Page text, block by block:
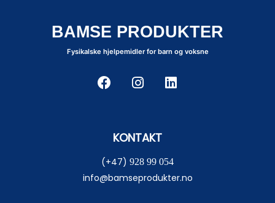
BAMSE PRODUKTER
Fysikalske hjelpemidler for barn og voksne
KONTAKT
(+47) 928 99 054
info@bamseprodukter.no